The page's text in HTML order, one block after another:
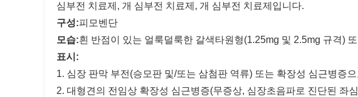
심부전 치료제, 개 심부전 치료제, 개 심부전 치료제입니다.
구성:피모벤단
모습:흰 반점이 있는 얼룩덜룩한 갈색타원형(1.25mg 및 2.5mg 규격)
표시:
1. 심장 판막 부전(승모판 및/또는 삼첨판 역류) 또는 확장성 심근병증
2. 대형견의 전임상 확장성 심근병증(무증상, 심장초음파로 진단된 좌